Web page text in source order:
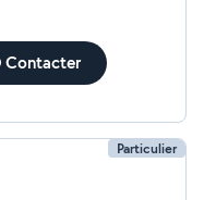
Contacter
Particulier